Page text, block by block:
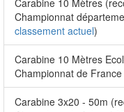
Carabine 10 Mètres
Championnat
classement actuel)
Carabine 10 Mètres
Championnat de
Carabine 3x20 - 50m